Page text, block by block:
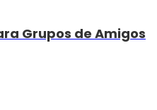
Grupos de Amigos